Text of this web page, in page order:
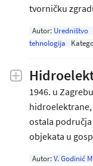
tvorničku
Autor: Uredništvo
tehnologija
1946. u
hidroelektrane,
ostala
objekata u
Autor: V. Godinić